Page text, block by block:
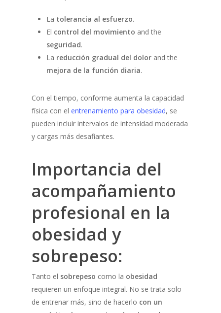
La tolerancia al esfuerzo.
El control del movimiento and the
seguridad.
La reducción gradual del dolor and the
mejora de la función diaria.
Con el tiempo, conforme aumenta la capacidad
física con elentrenamiento para obesidad, se
pueden incluir intervalos de intensidad moderada
y cargas más desafiantes.
Importancia del
acompañamiento
profesional en la
obesidad y
sobrepeso:
Tanto el sobrepeso como la obesidad
requieren un enfoque integral. No se trata solo
de entrenar más, sino de hacerlo con un
About Me
Servicios
Training
Oncológico
Obesidad
Coaching
Bienestar para
Healthy nutrition
Healthy Recipes
Foodie's Book
Blog